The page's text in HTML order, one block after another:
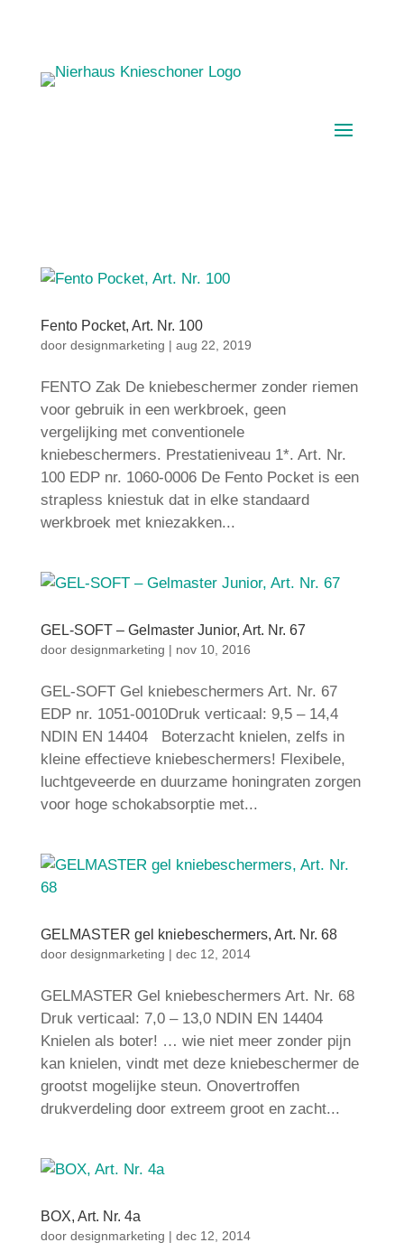
Fento Pocket, Art. Nr. 100
door designmarketing | aug 22, 2019
FENTO Zak De kniebeschermer zonder riemen
voor gebruik in een werkbroek, geen
vergelijking met conventionele
kniebeschermers. Prestatieniveau 1*. Art. Nr.
100 EDP nr. 1060-0006 De Fento Pocket is een
strapless kniestuk dat in elke standaard
werkbroek met kniezakken...
GEL-SOFT – Gelmaster Junior, Art. Nr. 67
door designmarketing | nov 10, 2016
GEL-SOFT Gel kniebeschermers Art. Nr. 67
EDP nr. 1051-0010Druk verticaal: 9,5 – 14,4
NDIN EN 14404 Boterzacht knielen, zelfs in
kleine effectieve kniebeschermers! Flexibele,
luchtgeveerde en duurzame honingraten zorgen
voor hoge schokabsorptie met...
GELMASTER gel kniebeschermers, Art. Nr. 68
door designmarketing | dec 12, 2014
GELMASTER Gel kniebeschermers Art. Nr. 68
Druk verticaal: 7,0 – 13,0 NDIN EN 14404
Knielen als boter! … wie niet meer zonder pijn
kan knielen, vindt met deze kniebeschermer de
grootst mogelijke steun. Onovertroffen
drukverdeling door extreem groot en zacht...
BOX, Art. Nr. 4a
door designmarketing | dec 12, 2014